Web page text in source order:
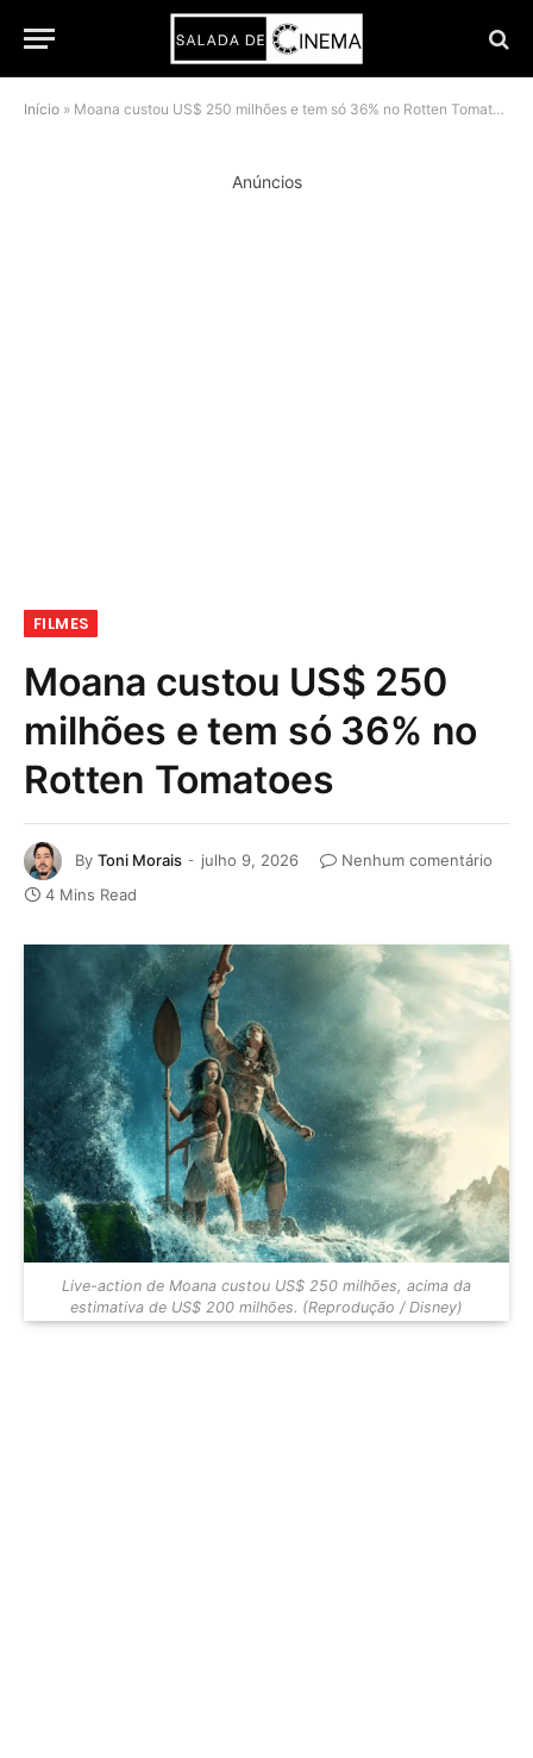
Início » Moana custou US$ 250 milhões e tem só 36% no Rotten Tomatoes
Anúncios
FILMES
Moana custou US$ 250
milhões e tem só 36% no
Rotten Tomatoes
By Toni Morais julho 9, 2026
Nenhum comentário
4 Mins Read
Live-action de Moana custou US$ 250 milhões, acima da
estimativa de US$ 200 milhões. (Reprodução / Disney)